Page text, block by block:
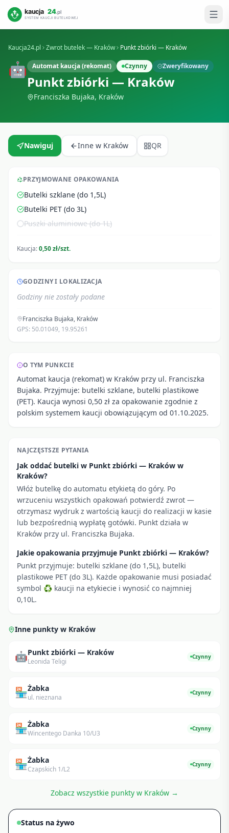
Kaucja24.pl Zwrot butelek — Kraków Punkt zbiórki — Kraków
🤖 Automat kaucja (rekomat) Czynny Zweryfikowany
Punkt zbiórki — Kraków
Franciszka Bujaka, Kraków
Nawiguj Inne w Kraków QR
PRZYJMOWANE OPAKOWANIA
Butelki szklane (do 1,5L)
Butelki PET (do 3L)
Puszki aluminiowe (do 1L)
Kaucja:0,50 zł/szt.
GODZINY I LOKALIZACJA
Godziny nie zostały podane
Franciszka Bujaka, Kraków
GPS: 50.01049, 19.95261
O TYM PUNKCIE
Automat kaucja (rekomat) w Kraków przy ul. Franciszka
Bujaka. Przyjmuje: butelki szklane, butelki plastikowe
(PET). Kaucja wynosi 0,50 zł za opakowanie zgodnie z
polskim systemem kaucji obowiązującym od 01.10.2025.
NAJCZĘSTSZE PYTANIA
Jak oddać butelki w Punkt zbiórki — Kraków w
Kraków?
Włóż butelkę do automatu etykietą do góry. Po
wrzuceniu wszystkich opakowań potwierdź zwrot —
otrzymasz wydruk z wartością kaucji do realizacji w kasie
lub bezpośrednią wypłatę gotówki. Punkt działa w
Kraków przy ul. Franciszka Bujaka.
Jakie opakowania przyjmuje Punkt zbiórki — Kraków?
Punkt przyjmuje: butelki szklane (do 1,5L), butelki
plastikowe PET (do 3L). Każde opakowanie musi posiadać
symbol ♻ kaucji na etykiecie i wynosić co najmniej
0,10L.
Inne punkty w Kraków
🤖Punkt zbiórki — Kraków
Leonida Teligi
Czynny
🏪Żabka
ul. nieznana
Czynny
🏪Żabka
Wincentego Danka 10/U3
Czynny
🏪Żabka
Czapskich 1/L2
Czynny
Zobacz wszystkie punkty w Kraków →
Status na żywo